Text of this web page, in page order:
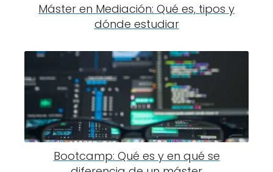
Máster en Mediación: Qué es, tipos y
dónde estudiar
Bootcamp: Qué es y en qué se